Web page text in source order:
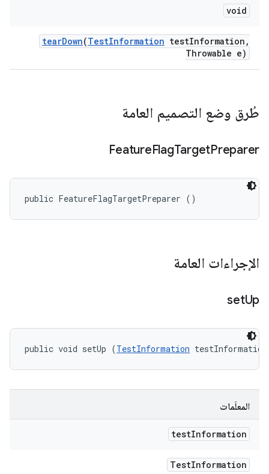
void
tearDown(TestInformation testInformation ,
Throwable e)
طُرق وضع التصميم العامة
FeatureFlagTargetPreparer
public FeatureFlagTargetPreparer ()
الإجراءات العامة
setUp
public void setUp (TestInformation
المعلَمات
testInformation
TestInformation